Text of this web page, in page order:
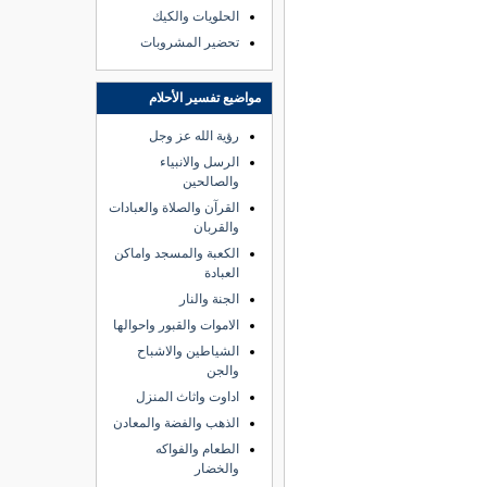
الحلويات والكيك
تحضير المشروبات
مواضيع تفسير الأحلام
رؤية الله عز وجل
الرسل والانبياء
والصالحين
القرآن والصلاة والعبادات
والقربان
الكعبة والمسجد واماكن
العبادة
الجنة والنار
الاموات والقبور واحوالها
الشياطين والاشباح
والجن
اداوت واثاث المنزل
الذهب والفضة والمعادن
الطعام والفواكه
والخضار